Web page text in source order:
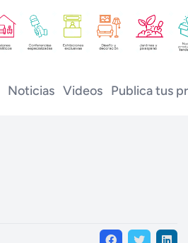
Noticias Videos Publica tus